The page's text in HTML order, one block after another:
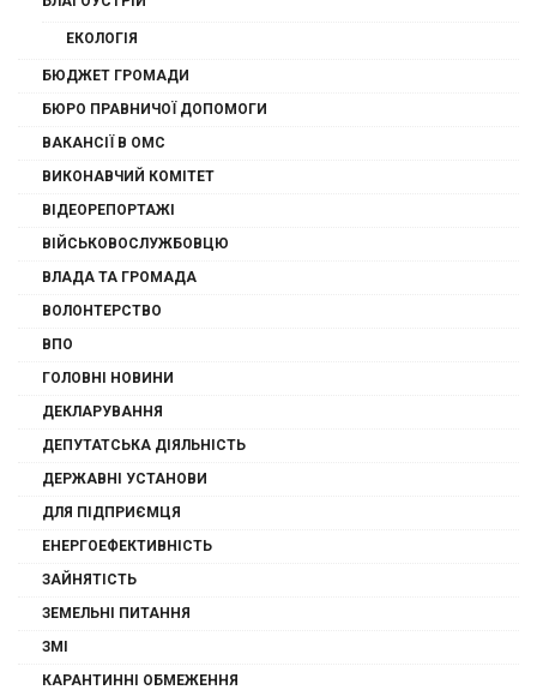
ЕКОЛОГІЯ
БЮДЖЕТ ГРОМАДИ
БЮРО ПРАВНИЧОЇ ДОПОМОГИ
ВАКАНСІЇ В ОМС
ВИКОНАВЧИЙ КОМІТЕТ
ВІДЕОРЕПОРТАЖІ
ВІЙСЬКОВОСЛУЖБОВЦЮ
ВЛАДА ТА ГРОМАДА
ВОЛОНТЕРСТВО
ВПО
ГОЛОВНІ НОВИНИ
ДЕКЛАРУВАННЯ
ДЕПУТАТСЬКА ДІЯЛЬНІСТЬ
ДЕРЖАВНІ УСТАНОВИ
ДЛЯ ПІДПРИЄМЦЯ
ЕНЕРГОЕФЕКТИВНІСТЬ
ЗАЙНЯТІСТЬ
ЗЕМЕЛЬНІ ПИТАННЯ
ЗМІ
КАРАНТИННІ ОБМЕЖЕННЯ